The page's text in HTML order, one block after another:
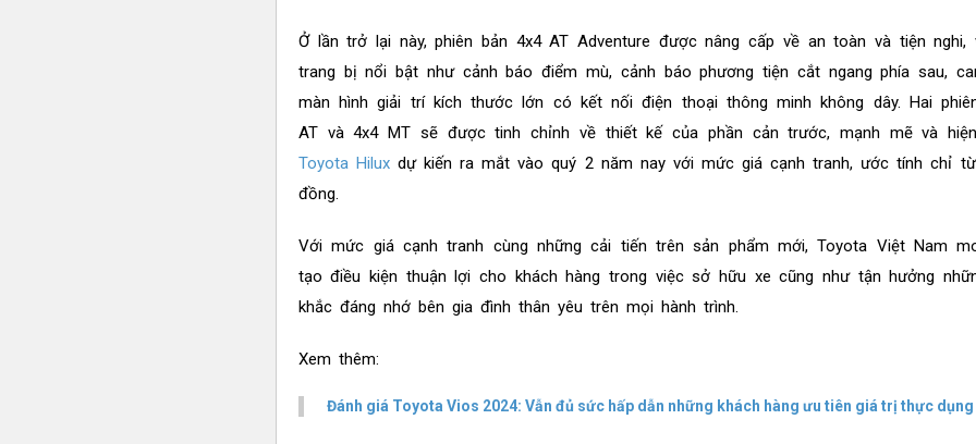
Ở lần trở lại này, phiên bản 4x4 AT Adventure được nâng cấp về an toàn và tiện nghi,
trang bị nổi bật như cảnh báo điểm mù, cảnh báo phương tiện cắt ngang phía sau,
màn hình giải trí kích thước lớn có kết nối điện thoại thông minh không dây. Hai
AT và 4x4 MT sẽ được tinh chỉnh về thiết kế của phần cản trước, mạnh mẽ và
Toyota Hiluxdự kiến ra mắt vào quý 2 năm nay với mức giá cạnh tranh, ước tính chỉ
đồng.
Với mức giá cạnh tranh cùng những cải tiến trên sản phẩm mới, Toyota Việt Nam
tạo điều kiện thuận lợi cho khách hàng trong việc sở hữu xe cũng như tận hưởng
khắc đáng nhớ bên gia đình thân yêu trên mọi hành trình.
Xem thêm:
Đánh giá Toyota Vios 2024: Vẫn đủ sức hấp dẫn những khách hàng ưu tiên giá trị thực dụng